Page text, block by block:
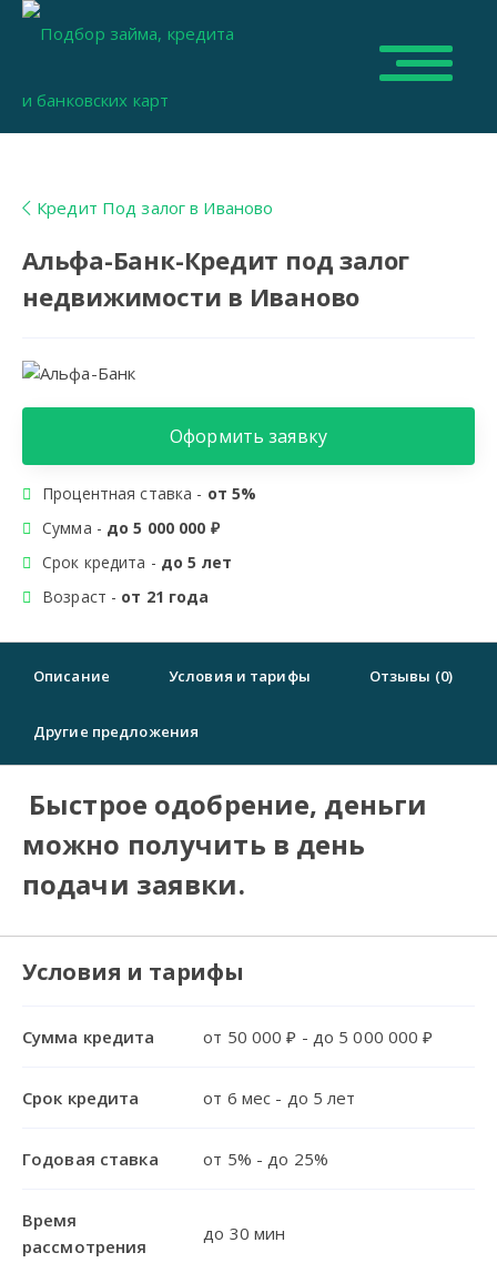
Кредит Под залог в Иваново
Альфа-Банк-Кредит под залог
недвижимости в Иваново
Оформить заявку
Процентная ставка - от 5%
Сумма - до 5 000 000 ₽
Срок кредита - до 5 лет
Возраст - от 21 года
Описание Условия и тарифы Отзывы (0)
Другие предложения
Быстрое одобрение, деньги
можно получить в день
подачи заявки.
Условия и тарифы
Сумма кредита от 50 000 ₽ - до 5 000 000 ₽
Срок кредита от 6 мес - до 5 лет
Годовая ставка от 5% - до 25%
Время
рассмотрения
до 30 мин